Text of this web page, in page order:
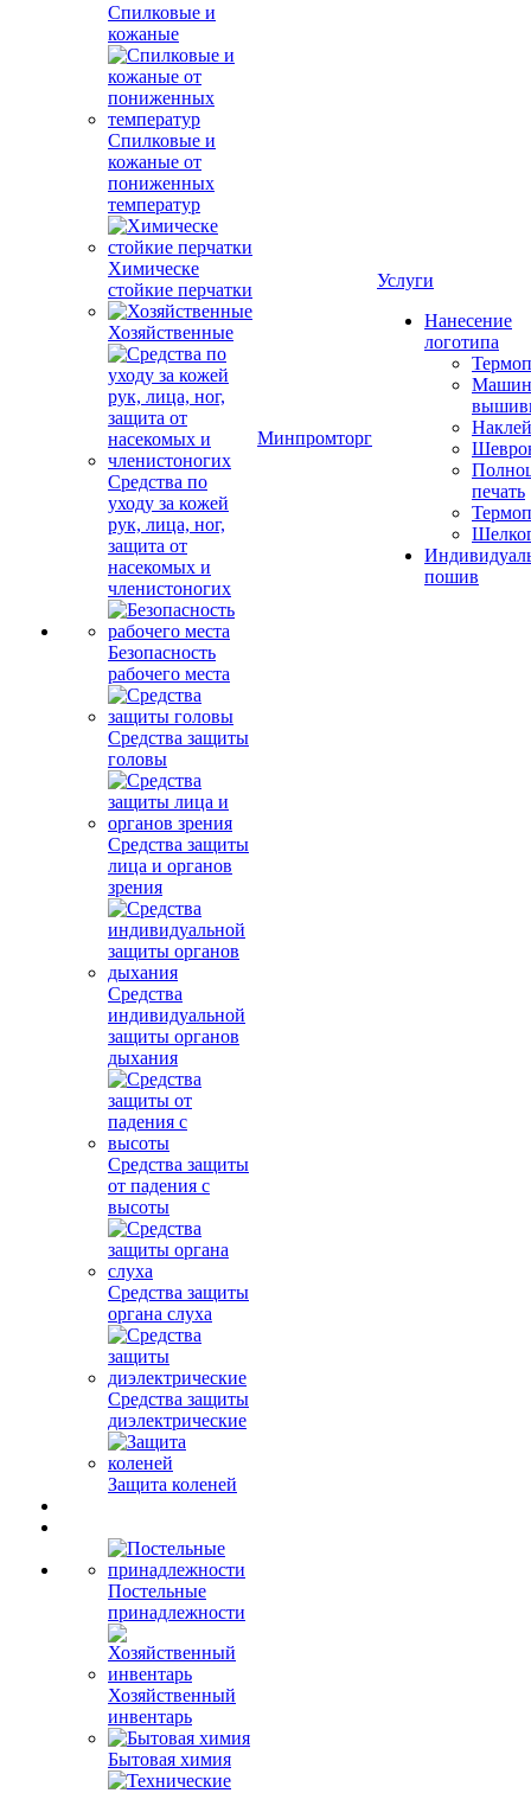
Спилковые и
кожаные
Спилковые и
кожаные от
пониженных
температур
Химическе
стойкие перчатки
Хозяйственные
Средства по
уходу за кожей
рук, лица, ног,
защита от
насекомых и
членистоногих
Безопасность
рабочего места
Средства защиты
головы
Средства защиты
лица и органов
зрения
Средства
индивидуальной
защиты органов
дыхания
Средства защиты
от падения с
высоты
Средства защиты
органа слуха
Средства защиты
диэлектрические
Защита коленей
Постельные
принадлежности
Хозяйственный
инвентарь
Бытовая химия
Минпромторг
Услуги
Нанесение
логотипа
печать
пошив